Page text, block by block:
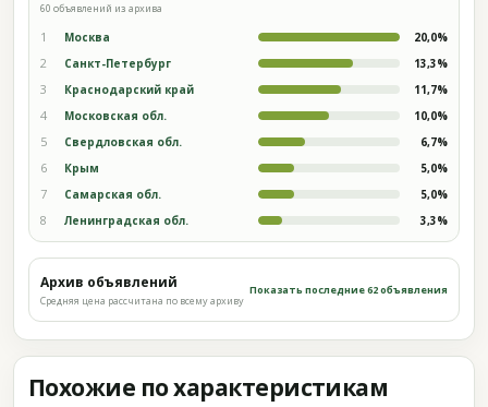
60 объявлений из архива
1 Москва 20,0%
2 Санкт-Петербург 13,3%
3 Краснодарский край 11,7%
4 Московская обл. 10,0%
5 Свердловская обл. 6,7%
6 Крым 5,0%
7 Самарская обл. 5,0%
8 Ленинградская обл. 3,3%
Архив объявлений
Средняя цена рассчитана по всему архиву
Показать последние 62 объявления
Похожие по характеристикам